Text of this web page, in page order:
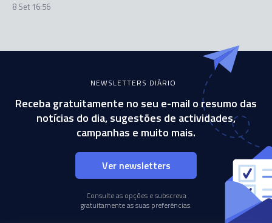
8 Set 16:56
NEWSLETTERS DIÁRIO
Receba gratuitamente no seu e-mail o resumo das
notícias do dia, sugestões de actividades,
campanhas e muito mais.
Ver newsletters
Consulte as opções e subscreva
gratuitamente as suas preferências.